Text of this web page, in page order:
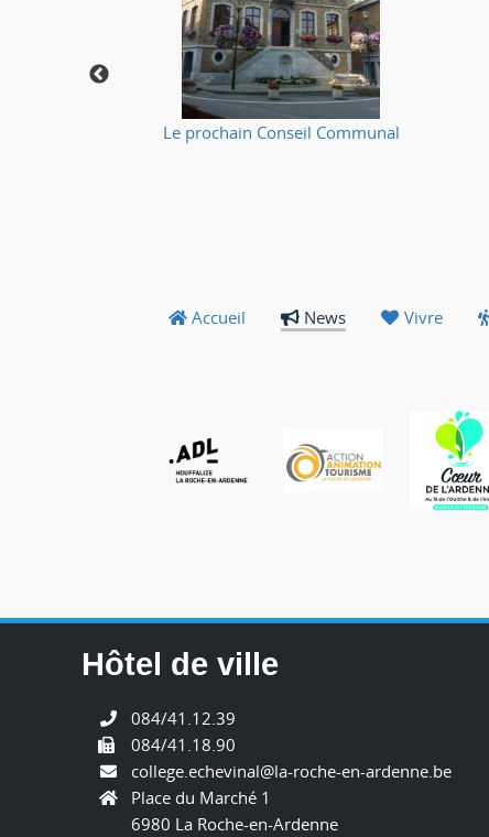
Le prochain Conseil Communal
Accueil News Vivre
Hôtel de ville
084/41.12.39
084/41.18.90
college.echevinal@la-roche-en-ardenne.be
Place du Marché 1
6980 La Roche-en-Ardenne